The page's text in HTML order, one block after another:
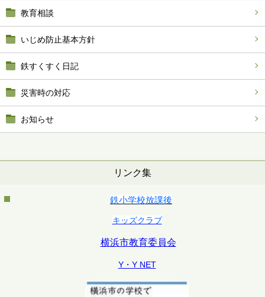
教育相談
いじめ防止基本方針
鉄すくすく日記
災害時の対応
お知らせ
リンク集
鉄小学校放課後
キッズクラブ
横浜市教育委員会
Y・Y NET